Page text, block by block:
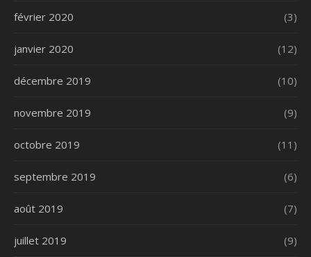
février 2020 (3)
janvier 2020 (12)
décembre 2019 (10)
novembre 2019 (9)
octobre 2019 (11)
septembre 2019 (6)
août 2019 (7)
juillet 2019 (9)